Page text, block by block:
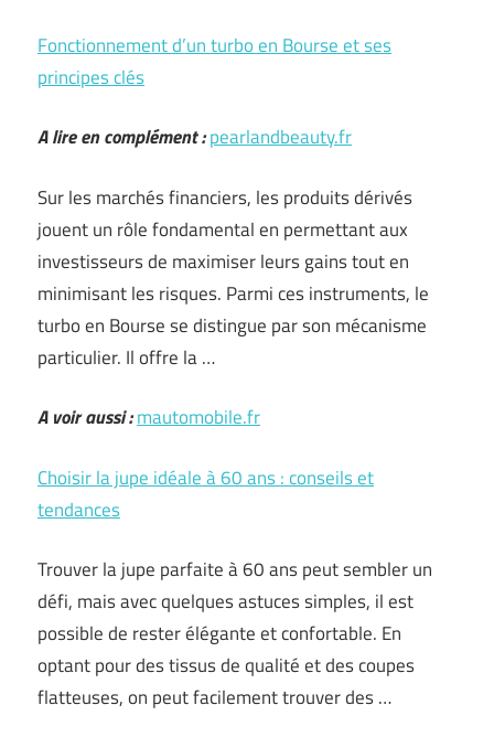
Fonctionnement d’un turbo en Bourse et ses
principes clés
A lire en complément :pearlandbeauty.fr
Sur les marchés financiers, les produits dérivés
jouent un rôle fondamental en permettant aux
investisseurs de maximiser leurs gains tout en
minimisant les risques. Parmi ces instruments, le
turbo en Bourse se distingue par son mécanisme
particulier. Il offre la …
A voir aussi :mautomobile.fr
Choisir la jupe idéale à 60 ans : conseils et
tendances
Trouver la jupe parfaite à 60 ans peut sembler un
défi, mais avec quelques astuces simples, il est
possible de rester élégante et confortable. En
optant pour des tissus de qualité et des coupes
flatteuses, on peut facilement trouver des …